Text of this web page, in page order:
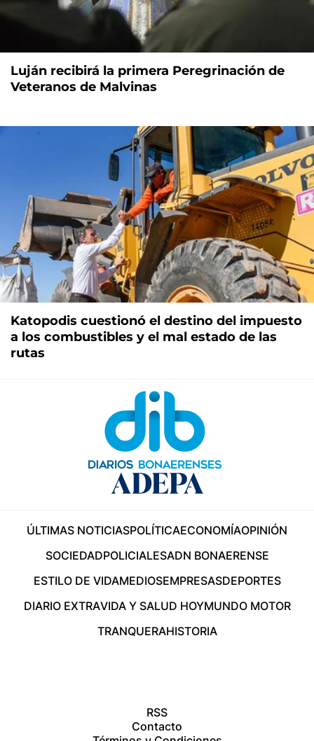
Luján recibirá la primera Peregrinación de
Veteranos de Malvinas
Katopodis cuestionó el destino del impuesto
a los combustibles y el mal estado de las
rutas
ÚLTIMAS NOTICIASPOLÍTICAECONOMÍAOPINIÓN
SOCIEDADPOLICIALESADN BONAERENSE
ESTILO DE VIDAMEDIOSEMPRESASDEPORTES
DIARIO EXTRAVIDA Y SALUD HOYMUNDO MOTOR
TRANQUERAHISTORIA
RSS
Contacto